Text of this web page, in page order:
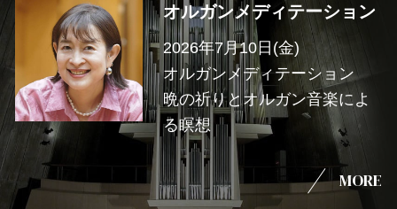
オルガンメディテーション
2026年7月10日(金)
オルガンメディテーション
晩の祈りとオルガン音楽によ
る瞑想
MORE